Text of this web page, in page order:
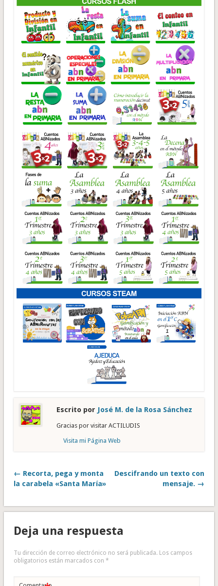
Escrito por José M. de la Rosa Sánchez
Gracias por visitar ACTILUDIS
Visita mi Página Web
← Recorta, pega y monta
la carabela «Santa María»
Descifrando un texto con
mensaje. →
Deja una respuesta
Tu dirección de correo electrónico no será publicada. Los campos
obligatorios están marcados con *